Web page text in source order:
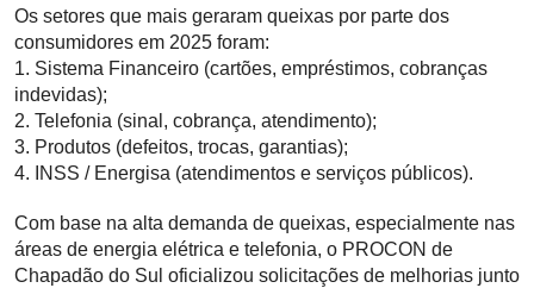
Os setores que mais geraram queixas por parte dos
consumidores em 2025 foram:
1. Sistema Financeiro (cartões, empréstimos, cobranças
indevidas);
2. Telefonia (sinal, cobrança, atendimento);
3. Produtos (defeitos, trocas, garantias);
4. INSS / Energisa (atendimentos e serviços públicos).
Com base na alta demanda de queixas, especialmente nas
áreas de energia elétrica e telefonia, o PROCON de
Chapadão do Sul oficializou solicitações de melhorias junto